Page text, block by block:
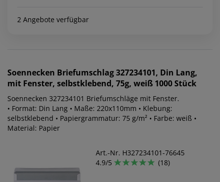
2 Angebote verfügbar
Soennecken Briefumschlag 327234101, Din Lang,
mit Fenster, selbstklebend, 75g, weiß 1000 Stück
Soennecken 327234101 Briefumschläge mit Fenster.
• Format: Din Lang • Maße: 220x110mm • Klebung:
selbstklebend • Papiergrammatur: 75 g/m² • Farbe: weiß •
Material: Papier
Art.-Nr. H327234101-76645
4.9/5
(18)